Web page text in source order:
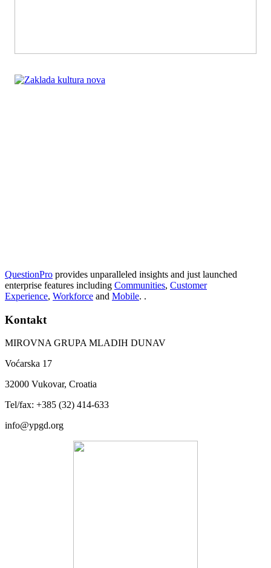
QuestionPro provides unparalleled insights and just launched
enterprise features including Communities, Customer
Experience, Workforce and Mobile. .
Kontakt
MIROVNA GRUPA MLADIH DUNAV
Voćarska 17
32000 Vukovar, Croatia
Tel/fax: +385 (32) 414-633
info@ypgd.org